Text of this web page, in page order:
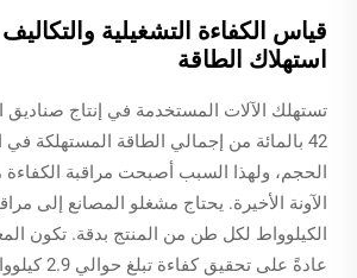
قياس الكفاءة التشغيلية
استهلاك الطاقة
42 بالمائة من إجمالي الطاقة المستهلكة
الحجم، ولهذا السبب أصبحت مراقبة الكفاءة
الآونة الأخيرة. يحتاج مشغلو المصانع إلى
الكيلوواط لكل طن من المنتج بدقة. تكون
عادةً على